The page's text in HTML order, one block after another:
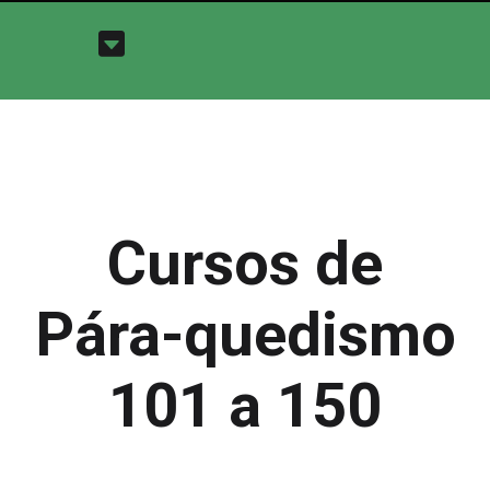
Cursos de
Pára-quedismo
101 a 150